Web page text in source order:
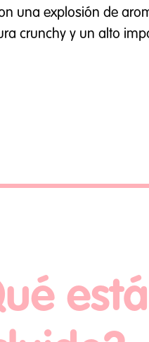
una explosión de
crunchy y un alto
está